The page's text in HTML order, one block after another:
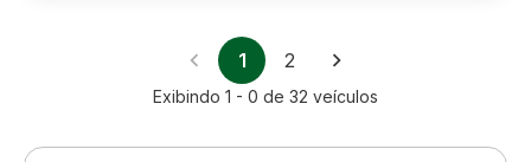
1 2
Exibindo 1 - 0 de 32 veículos